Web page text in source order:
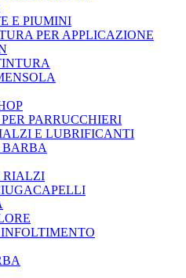
E PIUMINI
PER APPLICAZIONE
PARRUCCHIERI
E LUBRIFICANTI
BARBA
RIALZI